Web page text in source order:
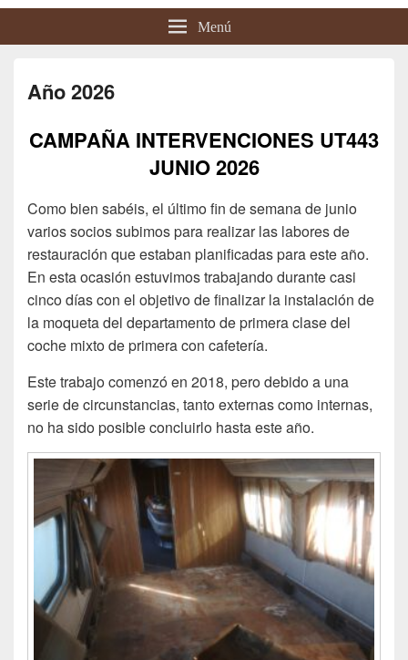
Menú
Año 2026
CAMPAÑA INTERVENCIONES UT443
JUNIO 2026
Como bien sabéis, el último fin de semana de junio
varios socios subimos para realizar las labores de
restauración que estaban planificadas para este año.
En esta ocasión estuvimos trabajando durante casi
cinco días con el objetivo de finalizar la instalación de
la moqueta del departamento de primera clase del
coche mixto de primera con cafetería.
Este trabajo comenzó en 2018, pero debido a una
serie de circunstancias, tanto externas como internas,
no ha sido posible concluirlo hasta este año.